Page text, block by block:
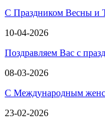
С Праздником Весны и
10-04-2026
Поздравляем Вас с
08-03-2026
С Международным
23-02-2026